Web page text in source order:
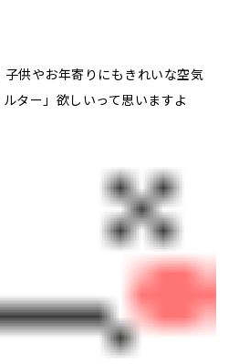
供やお年寄りにもきれいな空気
ター」欲しいって思いますよ